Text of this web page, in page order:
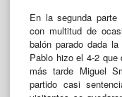
En la segunda
con multitud de
balón parado dada
Pablo hizo el 4-2
más tarde Miguel
partido casi